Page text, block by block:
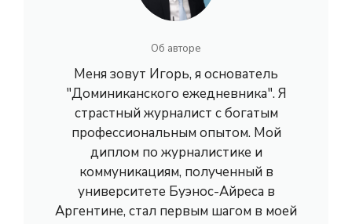
Об авторе
Меня зовут Игорь, я основатель
"Доминиканского ежедневника". Я
страстный журналист с богатым
профессиональным опытом. Мой
диплом по журналистике и
коммуникациям, полученный в
университете Буэнос-Айреса в
Аргентине, стал первым шагом в моей